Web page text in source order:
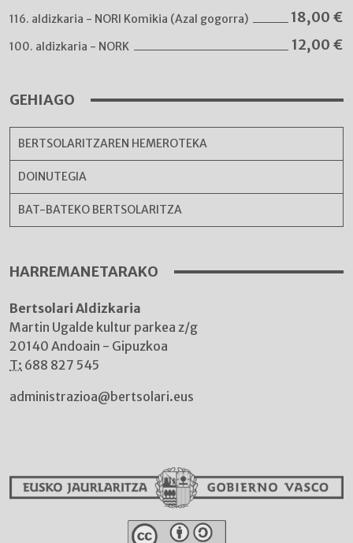
116. aldizkaria - NORI Komikia (Azal gogorra) 18,00 €
100. aldizkaria - NORK 12,00 €
GEHIAGO
BERTSOLARITZAREN HEMEROTEKA
DOINUTEGIA
BAT-BATEKO BERTSOLARITZA
HARREMANETARAKO
Bertsolari Aldizkaria
Martin Ugalde kultur parkea z/g
20140 Andoain - Gipuzkoa
T: 688 827 545
administrazioa@bertsolari.eus